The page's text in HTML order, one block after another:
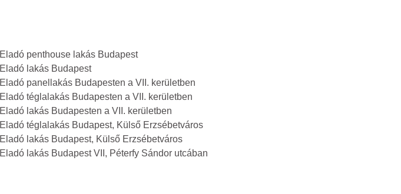
Eladó penthouse lakás Budapest
Eladó lakás Budapest
Eladó panellakás Budapesten a VII. kerületben
Eladó téglalakás Budapesten a VII. kerületben
Eladó lakás Budapesten a VII. kerületben
Eladó téglalakás Budapest, Külső Erzsébetváros
Eladó lakás Budapest, Külső Erzsébetváros
Eladó lakás Budapest VII, Péterfy Sándor utcában